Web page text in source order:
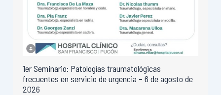
1er Seminario: Patologías traumatológicas
frecuentes en servicio de urgencia – 6 de agosto de
2026